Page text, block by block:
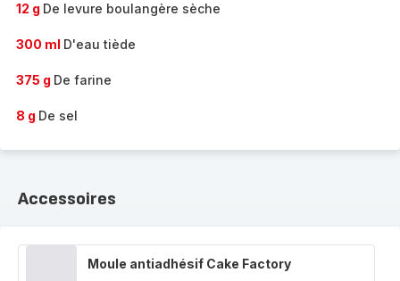
12 g De levure boulangère sèche
300 ml D'eau tiède
375 g De farine
8 g De sel
Accessoires
Moule antiadhésif Cake Factory